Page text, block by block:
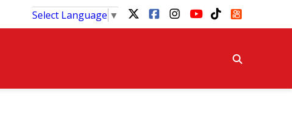
Select Language ▼